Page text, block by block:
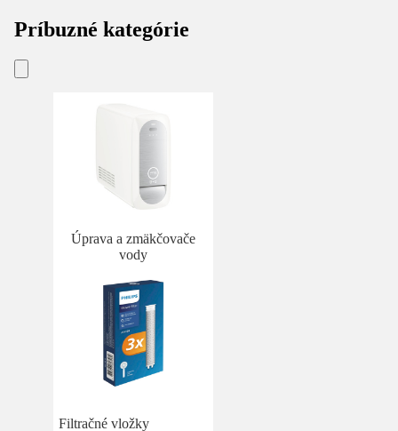
Príbuzné kategórie
Úprava a zmäkčovače
vody
Filtračné vložky